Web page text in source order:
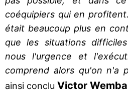
coéquipiers qui en
était beaucoup plus en
que les situations
nous l'urgence et
comprend alors qu'on n'a
ainsi conclu Victor